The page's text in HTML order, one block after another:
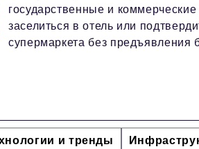
государственные и коммерческие
заселиться в отель или
супермаркета без предъявления
и тренды